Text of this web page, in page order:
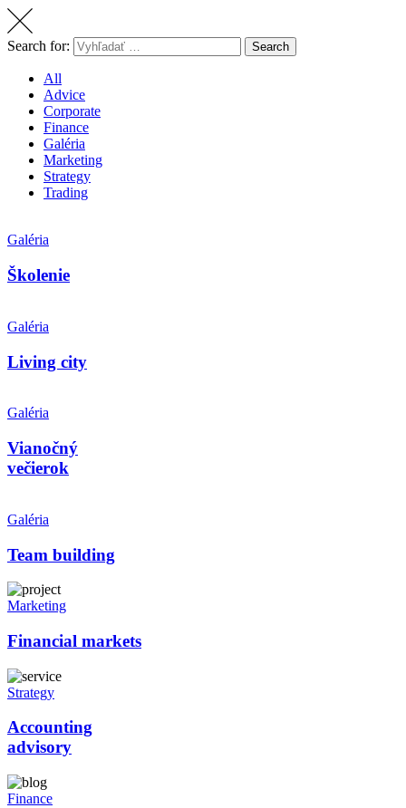
Search for: Search
All
Advice
Corporate
Finance
Galéria
Marketing
Strategy
Trading
Galéria
Školenie
Galéria
Living city
Galéria
Vianočný
večierok
Galéria
Team building
Marketing
Financial markets
Strategy
Accounting
advisory
Finance